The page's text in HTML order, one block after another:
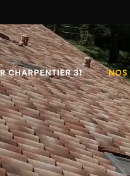
CHARPENTIER 31 NOS